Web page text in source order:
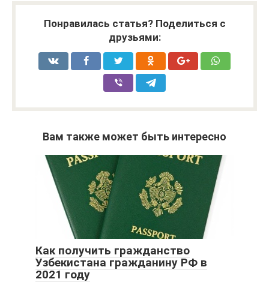
Понравилась статья? Поделиться с
друзьями:
Вам также может быть интересно
Как получить гражданство
Узбекистана гражданину РФ в
2021 году